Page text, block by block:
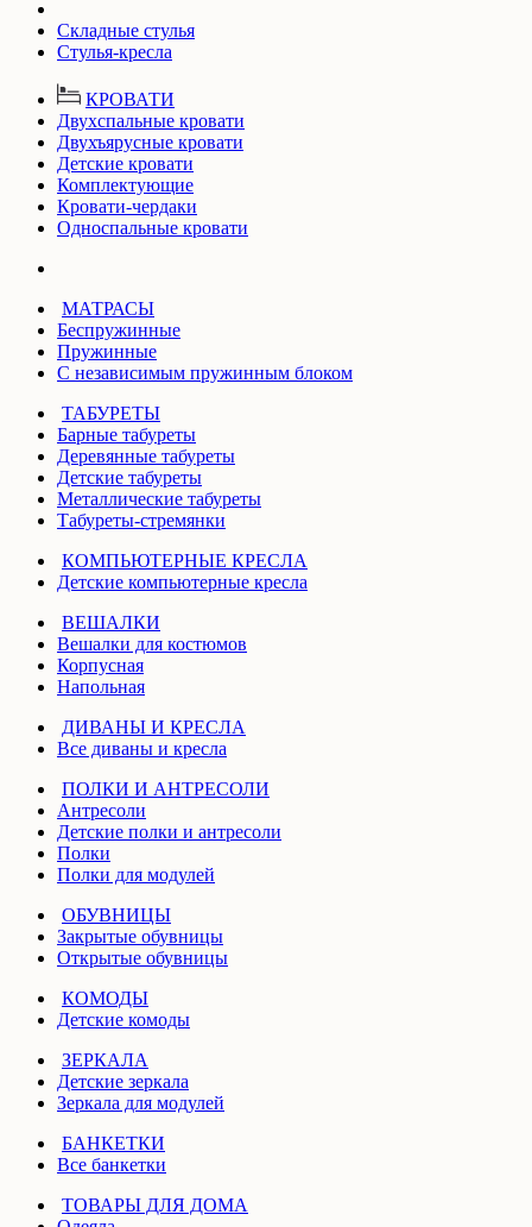
Складные стулья
Стулья-кресла
КРОВАТИ
Двухспальные кровати
Двухъярусные кровати
Детские кровати
Комплектующие
Кровати-чердаки
Односпальные кровати
МАТРАСЫ
Беспружинные
Пружинные
С независимым пружинным блоком
ТАБУРЕТЫ
Барные табуреты
Деревянные табуреты
Детские табуреты
Металлические табуреты
Табуреты-стремянки
КОМПЬЮТЕРНЫЕ КРЕСЛА
Детские компьютерные кресла
ВЕШАЛКИ
Вешалки для костюмов
Корпусная
Напольная
ДИВАНЫ И КРЕСЛА
Все диваны и кресла
ПОЛКИ И АНТРЕСОЛИ
Антресоли
Детские полки и антресоли
Полки
Полки для модулей
ОБУВНИЦЫ
Закрытые обувницы
Открытые обувницы
КОМОДЫ
Детские комоды
ЗЕРКАЛА
Детские зеркала
Зеркала для модулей
БАНКЕТКИ
Все банкетки
ТОВАРЫ ДЛЯ ДОМА